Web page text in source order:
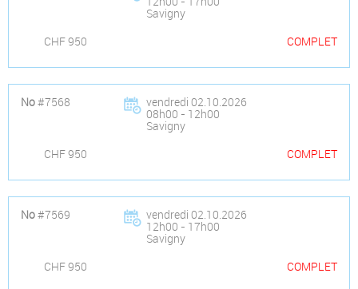
Savigny
CHF 950
COMPLET
No#7568 vendredi 02.10.2026
08h00 - 12h00
Savigny
CHF 950
COMPLET
No#7569 vendredi 02.10.2026
12h00 - 17h00
Savigny
CHF 950
COMPLET